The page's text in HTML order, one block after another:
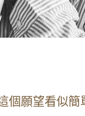
個願望看似